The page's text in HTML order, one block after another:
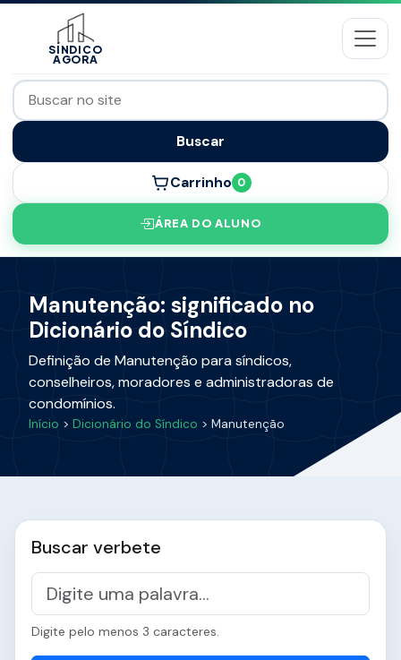
SÍNDICO
AGORA
Buscar
Carrinho 0
ÁREA DO ALUNO
Manutenção: significado no
Dicionário do Síndico
Definição de Manutenção para síndicos,
conselheiros, moradores e administradoras de
condomínios.
Início > Dicionário do Síndico > Manutenção
Buscar verbete
Digite pelo menos 3 caracteres.